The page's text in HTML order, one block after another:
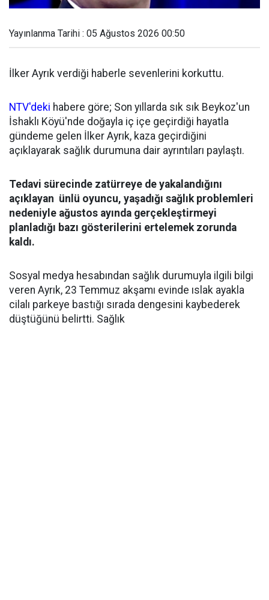
Yayınlanma Tarihi : 05 Ağustos 2026 00:50
İlker Ayrık verdiği haberle sevenlerini korkuttu.
NTV'deki habere göre; Son yıllarda sık sık Beykoz'un
İshaklı Köyü'nde doğayla iç içe geçirdiği hayatla
gündeme gelen İlker Ayrık, kaza geçirdiğini
açıklayarak sağlık durumuna dair ayrıntıları paylaştı.
Tedavi sürecinde zatürreye de yakalandığını
açıklayan ünlü oyuncu, yaşadığı sağlık problemleri
nedeniyle ağustos ayında gerçekleştirmeyi
planladığı bazı gösterilerini ertelemek zorunda
kaldı.
Sosyal medya hesabından sağlık durumuyla ilgili bilgi
veren Ayrık, 23 Temmuz akşamı evinde ıslak ayakla
cilalı parkeye bastığı sırada dengesini kaybederek
düştüğünü belirtti. Sağlık